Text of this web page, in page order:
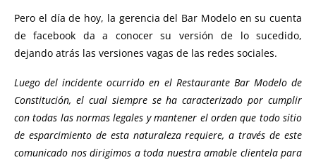
Pero el día de hoy, la gerencia del Bar Modelo en su cuenta
de facebook da a conocer su versión de lo sucedido,
dejando atrás las versiones vagas de las redes sociales.
Luego del incidente ocurrido en el Restaurante Bar Modelo de
Constitución, el cual siempre se ha caracterizado por cumplir
con todas las normas legales y mantener el orden que todo sitio
de esparcimiento de esta naturaleza requiere, a través de este
comunicado nos dirigimos a toda nuestra amable clientela para